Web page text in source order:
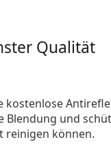
Qualität
kostenlose
und
reinigen können.